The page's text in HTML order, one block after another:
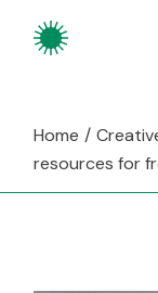
Home
resources for